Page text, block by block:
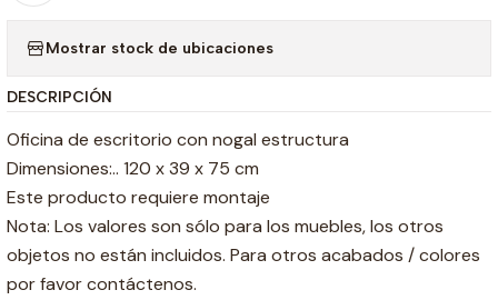
Mostrar stock de ubicaciones
DESCRIPCIÓN
Oficina de escritorio con nogal estructura
Dimensiones:.. 120 x 39 x 75 cm
Este producto requiere montaje
Nota: Los valores son sólo para los muebles, los otros
objetos no están incluidos. Para otros acabados / colores
por favor contáctenos.